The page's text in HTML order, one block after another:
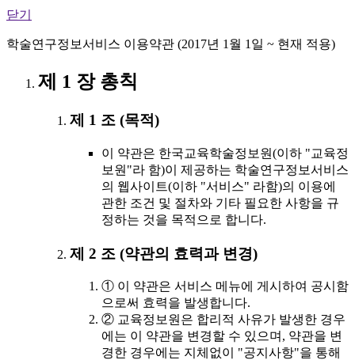
닫기
학술연구정보서비스 이용약관 (2017년 1월 1일 ~ 현재 적용)
제 1 장 총칙
제 1 조 (목적)
이 약관은 한국교육학술정보원(이하 "교육정
보원"라 함)이 제공하는 학술연구정보서비스
의 웹사이트(이하 "서비스" 라함)의 이용에
관한 조건 및 절차와 기타 필요한 사항을 규
정하는 것을 목적으로 합니다.
제 2 조 (약관의 효력과 변경)
① 이 약관은 서비스 메뉴에 게시하여 공시함
으로써 효력을 발생합니다.
② 교육정보원은 합리적 사유가 발생한 경우
에는 이 약관을 변경할 수 있으며, 약관을 변
경한 경우에는 지체없이 "공지사항"을 통해